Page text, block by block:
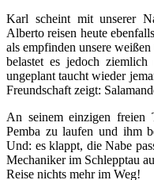
Karl scheint mit unserer
Alberto reisen heute
als empfinden unsere
belastet es jedoch
ungeplant taucht wieder
Freundschaft zeigt:
An seinem einzigen
Pemba zu laufen und ihm
Und: es klappt, die Nabe
Mechaniker im Schlepptau
Reise nichts mehr im Weg!